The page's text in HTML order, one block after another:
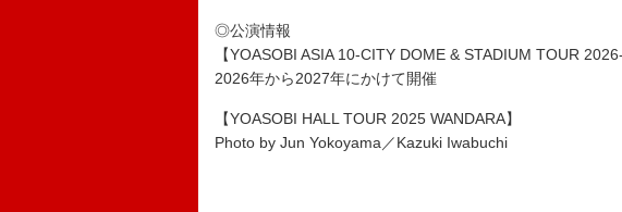
◎公演情報
【YOASOBI ASIA 10-CITY DOME & STADIUM TOUR 2026-
2026年から2027年にかけて開催
【YOASOBI HALL TOUR 2025 WANDARA】
Photo by Jun Yokoyama／Kazuki Iwabuchi